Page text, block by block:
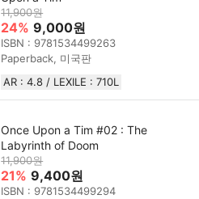
11,900원
24% 9,000원
ISBN : 9781534499263
Paperback, 미국판
AR : 4.8 / LEXILE : 710L
Once Upon a Tim #02 : The
Labyrinth of Doom
11,900원
21% 9,400원
ISBN : 9781534499294